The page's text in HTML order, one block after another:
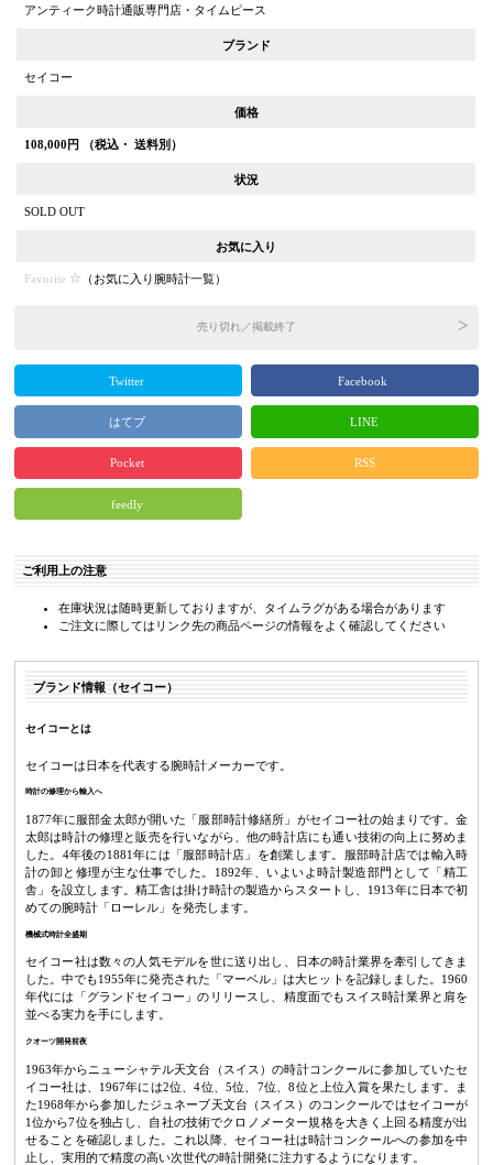
アンティーク時計通販専門店・タイムピース
ブランド
セイコー
価格
108,000 円 （税込・ 送料別）
状況
SOLD OUT
お気に入り
Favorite （お気に入り腕時計一覧）
売り切れ／掲載終了
Twitter Facebook
はてブ LINE
Pocket RSS
feedly
ご利用上の注意
在庫状況は随時更新しておりますが、タイムラグがある場合があります
ご注文に際してはリンク先の商品ページの情報をよく確認してください
ブランド情報（セイコー）
セイコーとは
セイコーは日本を代表する腕時計メーカーです。
時計の修理から輸入へ
1877年に服部金太郎が開いた「服部時計修繕所」がセイコー社の始まりです。金
太郎は時計の修理と販売を行いながら、他の時計店にも通い技術の向上に努めま
した。4年後の1881年には「服部時計店」を創業します。服部時計店では輸入時
計の卸と修理が主な仕事でした。1892年、いよいよ時計製造部門として「精工
舎」を設立します。精工舎は掛け時計の製造からスタートし、1913年に日本で初
めての腕時計「ローレル」を発売します。
機械式時計全盛期
セイコー社は数々の人気モデルを世に送り出し、日本の時計業界を牽引してきま
した。中でも1955年に発売された「マーベル」は大ヒットを記録しました。1960
年代には「グランドセイコー」のリリースし、精度面でもスイス時計業界と肩を
並べる実力を手にします。
クオーツ開発前夜
1963年からニューシャテル天文台（スイス）の時計コンクールに参加していたセ
イコー社は、1967年には2位、4位、5位、7位、8位と上位入賞を果たします。ま
た1968年から参加したジュネーブ天文台（スイス）のコンクールではセイコーが
1位から7位を独占し、自社の技術でクロノメーター規格を大きく上回る精度が出
せることを確認しました。これ以降、セイコー社は時計コンクールへの参加を中
止し、実用的で精度の高い次世代の時計開発に注力するようになります。